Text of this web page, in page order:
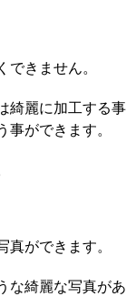
きません。
綺麗に加工する事
ができます。
真ができます。
な綺麗な写真があ